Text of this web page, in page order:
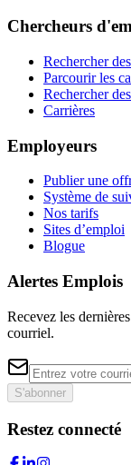
Chercheurs
Rechercher
Parcourir les
Rechercher
Carrières
Employeurs
Publier une
Système de
Nos tarifs
Sites d’emploi
Blogue
Alertes Emplois
Recevez les
courriel.
S'abonner
Restez connecté